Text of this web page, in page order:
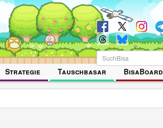
Strategie Tauschbasar BisaBoard